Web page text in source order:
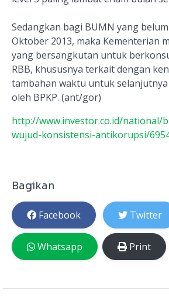
Sedangkan bagi BUMN yang
Oktober 2013, maka Kementerian
yang bersangkutan untuk
RBB, khususnya terkait dengan
tambahan waktu untuk
oleh BPKP. (ant/gor)
http://www.investor.co.id/national/
wujud-konsistensi-antikorupsi/
Bagikan
Facebook Twitter
Whatsapp Print